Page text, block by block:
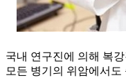
국내 연구진에 의해 복
모든 병기의 위암에서